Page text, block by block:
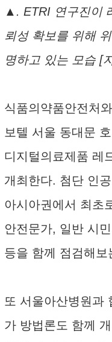
▲. ETRI 연구진이
뢰성 확보를 위해
명하고 있는 모습 [
식품의약품안전처
보텔 서울 동대문
디지털의료제품 레
개최한다. 첨단 인
아시아권에서 최초
안전문가, 일반 시
등을 함께 점검해보
또 서울아산병원과
가 방법론도 함께